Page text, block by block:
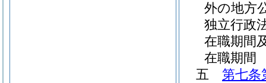
外の地方
独立行政
在職期間
在職期間
五
第七条